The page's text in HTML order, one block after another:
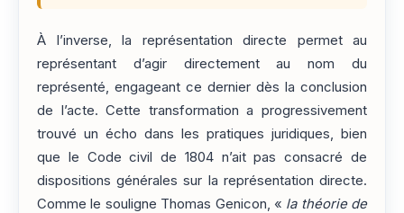
À l’inverse, la représentation directe permet au
représentant d’agir directement au nom du
représenté, engageant ce dernier dès la conclusion
de l’acte. Cette transformation a progressivement
trouvé un écho dans les pratiques juridiques, bien
que le Code civil de 1804 n’ait pas consacré de
dispositions générales sur la représentation directe.
Comme le souligne Thomas Genicon, « la théorie de